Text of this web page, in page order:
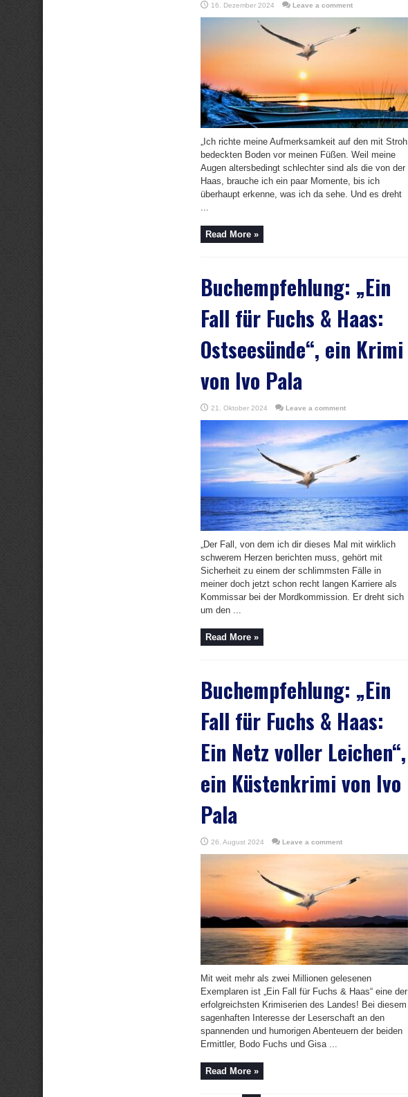
16. Dezember 2024 Leave a comment
„Ich richte meine Aufmerksamkeit auf den mit Stroh
bedeckten Boden vor meinen Füßen. Weil meine
Augen altersbedingt schlechter sind als die von der
Haas, brauche ich ein paar Momente, bis ich
überhaupt erkenne, was ich da sehe. Und es dreht
...
Read More »
Buchempfehlung: „Ein
Fall für Fuchs & Haas:
Ostseesünde“, ein Krimi
von Ivo Pala
21. Oktober 2024 Leave a comment
„Der Fall, von dem ich dir dieses Mal mit wirklich
schwerem Herzen berichten muss, gehört mit
Sicherheit zu einem der schlimmsten Fälle in
meiner doch jetzt schon recht langen Karriere als
Kommissar bei der Mordkommission. Er dreht sich
um den ...
Read More »
Buchempfehlung: „Ein
Fall für Fuchs & Haas:
Ein Netz voller Leichen“,
ein Küstenkrimi von Ivo
Pala
26. August 2024 Leave a comment
Mit weit mehr als zwei Millionen gelesenen
Exemplaren ist „Ein Fall für Fuchs & Haas“ eine der
erfolgreichsten Krimiserien des Landes! Bei diesem
sagenhaften Interesse der Leserschaft an den
spannenden und humorigen Abenteuern der beiden
Ermittler, Bodo Fuchs und Gisa ...
Read More »